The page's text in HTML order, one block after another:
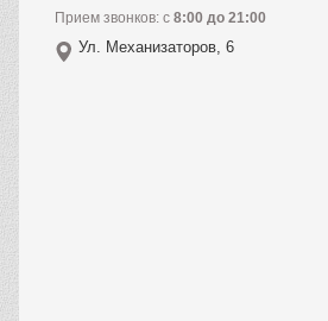
Прием звонков: с 8:00 до 21:00
Ул. Механизаторов, 6